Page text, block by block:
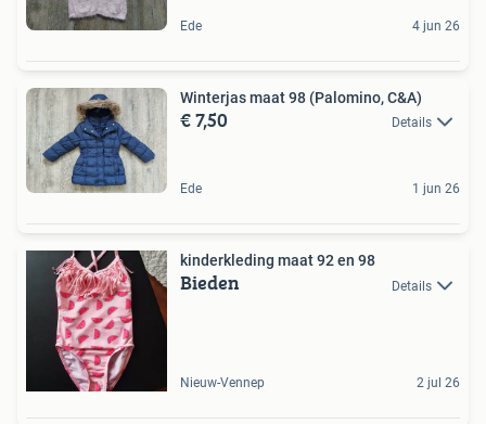
Ede 4 jun 26
Winterjas maat 98 (Palomino, C&A)
€ 7,50 Details
Ede 1 jun 26
kinderkleding maat 92 en 98
Bieden Details
Nieuw-Vennep 2 jul 26